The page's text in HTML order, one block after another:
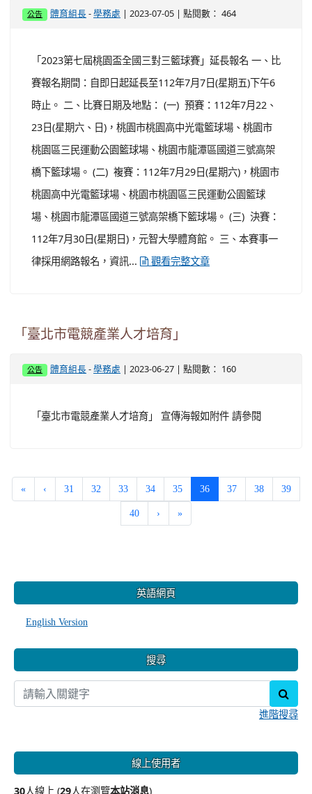
公告 體育組長 -學務處 | 2023-07-05 | 點閱數： 464
「2023第七屆桃園盃全國三對三籃球賽」延長報名 一、比
賽報名期間：自即日起延長至112年7月7日(星期五)下午6
時止。 二、比賽日期及地點： (一) 預賽：112年7月22、
23日(星期六、日)，桃園市桃園高中光電籃球場、桃園市
桃園區三民運動公園籃球場、桃園市龍潭區國道三號高架
橋下籃球場。 (二) 複賽：112年7月29日(星期六)，桃園市
桃園高中光電籃球場、桃園市桃園區三民運動公園籃球
場、桃園市龍潭區國道三號高架橋下籃球場。 (三) 決賽：
112年7月30日(星期日)，元智大學體育館。 三、本賽事一
律採用網路報名，資訊...
觀看完整文章
「臺北市電競產業人才培育」
公告 體育組長 -學務處 | 2023-06-27 | 點閱數： 160
「臺北市電競產業人才培育」 宣傳海報如附件 請參閱
« ‹ 31 32 33 34 35 36(current)
37 38 39
40 › »
英語網頁
English Version
搜尋
進階搜尋
線上使用者
30人線上 (29人在瀏覽本站消息)